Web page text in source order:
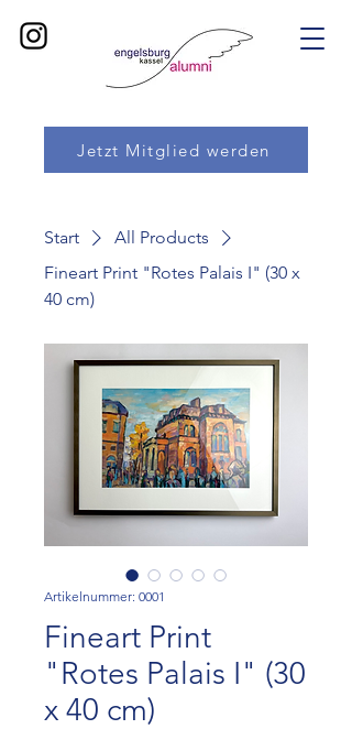
Jetzt Mitglied werden
Start
All Products
Fineart Print "Rotes Palais I" (30 x
40 cm)
Artikelnummer: 0001
Fineart Print
"Rotes Palais I" (30
x 40 cm)